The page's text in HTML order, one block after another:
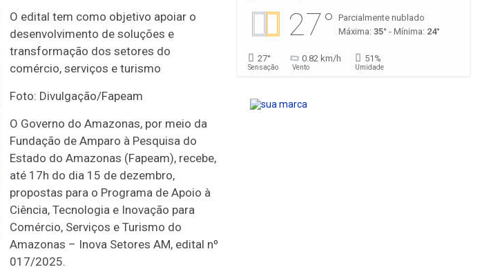
O edital tem como objetivo apoiar o
desenvolvimento de soluções e
transformação dos setores do
comércio, serviços e turismo
Foto: Divulgação/Fapeam
O Governo do Amazonas, por meio da
Fundação de Amparo à Pesquisa do
Estado do Amazonas (Fapeam), recebe,
até 17h do dia 15 de dezembro,
propostas para o Programa de Apoio à
Ciência, Tecnologia e Inovação para
Comércio, Serviços e Turismo do
Amazonas – Inova Setores AM, edital nº
017/2025.
27°
Parcialmente nublado
Máxima:35° - Mínima: 24°
27°
Sensação
0.82 km/h
Vento
51%
Umidade